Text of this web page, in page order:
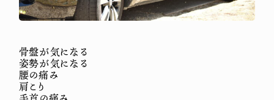
骨盤が気になる
姿勢が気になる
腰の痛み
肩こり